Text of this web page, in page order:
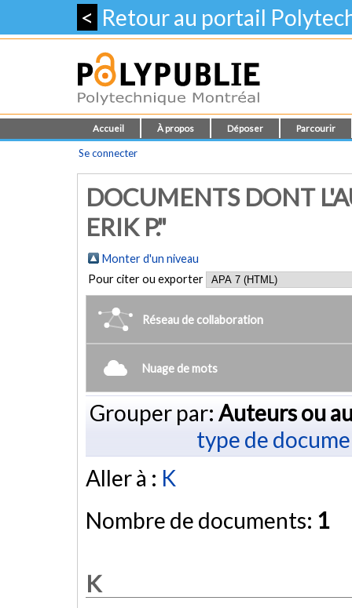
< Retour au portail
Accueil À propos Déposer Parcourir
Se connecter
DOCUMENTS DONT
ERIK P."
Monter d'un niveau
Pour citer ou exporter
Réseau de collaboration
Nuage de mots
Grouper par: Auteurs ou
type de
Aller à : K
Nombre de documents: 1
K